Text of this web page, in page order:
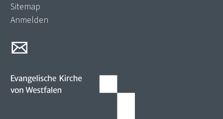
Sitemap
Anmelden